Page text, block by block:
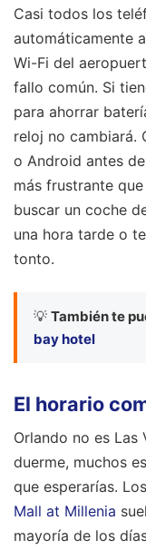
Casi todos los
automáticamente
Wi-Fi del
fallo común. Si
para ahorrar
reloj no cambiará.
o Android antes
más frustrante
buscar un coche
una hora tarde o
tonto.
💡 También te
bay hotel
El horario
Orlando no es Las
duerme, muchos
que esperarías.
Mall at Millenia
mayoría de los